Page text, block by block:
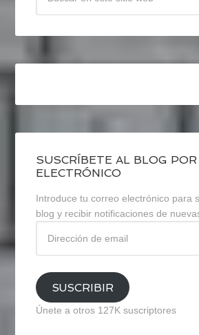
SUSCRÍBETE AL BLOG POR
ELECTRÓNICO
Introduce tu correo electrónico para
blog y recibir notificaciones de
email
SUSCRIBIR
Únete a otros 127K suscriptores